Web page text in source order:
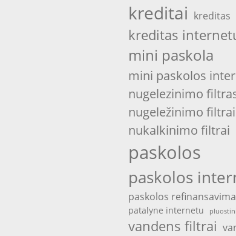
kreditai kreditas
kreditas
mini paskola
mini paskolos
nugelezinimo
nugeležinimo filtrai
nukalkinimo filtrai
paskolos
paskolos
paskolos
patalyne internetu
vandens filtrai